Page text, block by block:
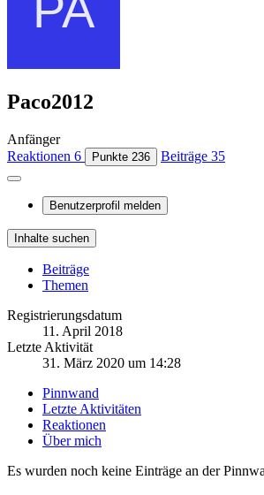
Paco2012
Anfänger
Reaktionen 6 Punkte 236 Beiträge 35
Benutzerprofil melden
Inhalte suchen
Beiträge
Themen
Registrierungsdatum
11. April 2018
Letzte Aktivität
31. März 2020 um 14:28
Pinnwand
Letzte Aktivitäten
Reaktionen
Über mich
Es wurden noch keine Einträge an der